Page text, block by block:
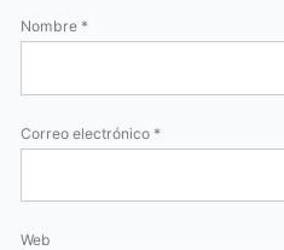
Nombre *
Correo electrónico *
Web